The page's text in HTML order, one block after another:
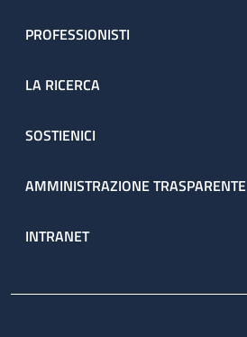
PROFESSIONISTI
LA RICERCA
SOSTIENICI
AMMINISTRAZIONE TRASPARENTE
INTRANET